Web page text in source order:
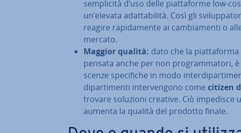
sem­pli­ci­tà d’uso delle piat­ta­for­me low-
un’elevata adat­ta­bi­li­tà. Così gli
reagire ra­pi­da­men­te ai cam­bia­men­ti o
mercato.
Maggior qualità: dato che la
pensata anche per non pro­gram­ma­to­ri,
scen­ze spe­ci­fi­che in modo
di­par­ti­men­ti in­ter­ven­go­no come citizen
trovare soluzioni creative. Ciò impedisce
aumenta la qualità del prodotto finale.